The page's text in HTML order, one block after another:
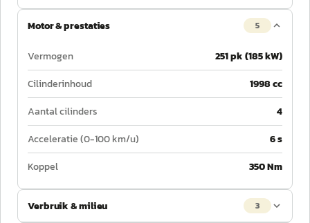
Motor & prestaties 5
Vermogen
251 pk (185 kW)
Cilinderinhoud
1998 cc
Aantal cilinders
4
Acceleratie (0-100 km/u)
6 s
Koppel
350 Nm
Verbruik & milieu 3